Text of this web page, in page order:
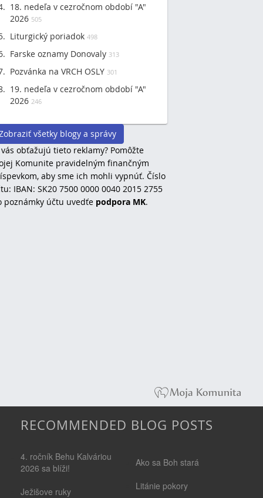
18. nedeľa v cezročnom období "A"
2026 505
Liturgický poriadok 498
Farske oznamy Donovaly 313
Pozvánka na VRCH OSLY 301
19. nedeľa v cezročnom období "A"
2026 246
všetky blogy a správy
obťažujú tieto reklamy? Pomôžte
Komunite pravidelným finančným
aby sme ich mohli vypnúť. Číslo
IBAN: SK20 7500 0000 0040 2015 2755
poznámky účtu uvedťe podpora MK.
RECOMMENDED BLOG POSTS
4. ročník Behu Kalváriou
2026 sa blíži!
Ježišove ruky
Ako sa Boh stará
Litánie pokory